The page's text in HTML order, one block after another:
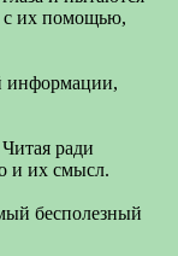
с их помощью,
информации,
ради
и их смысл.
бесполезный